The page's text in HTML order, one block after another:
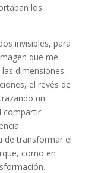
los
invisibles, para
que me
dimensiones
el revés de
un
compartir
de transformar el
como en